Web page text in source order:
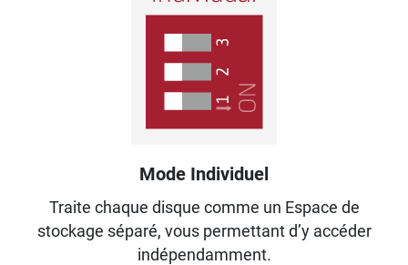
Mode Individuel
Traite chaque disque comme un Espace de
stockage séparé, vous permettant d’y accéder
indépendamment.